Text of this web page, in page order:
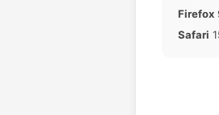
Firefox
Safari